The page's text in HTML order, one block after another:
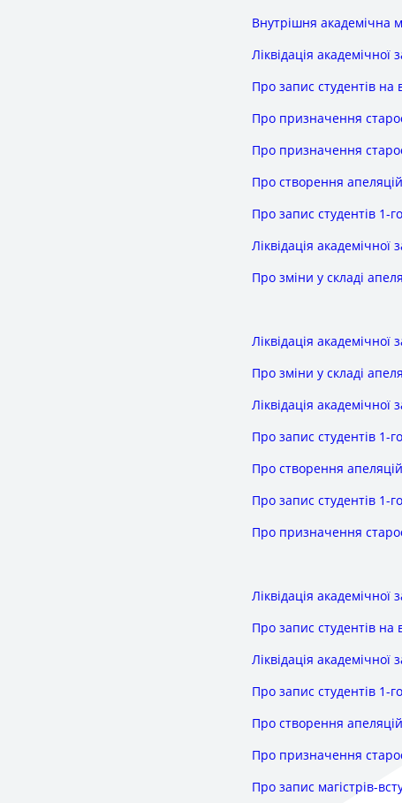
Внутрішня академічна
Ліквідація академічної
Про запис студентів на
Про призначення
Про призначення
Про створення
Про запис студентів 1-
Ліквідація
Про зміни у складі
Ліквідація
Про зміни у складі
Ліквідація
Про запис студентів 1-
Про створення
Про запис студентів 1-
Про призначення
Ліквідація академічної
Про запис студентів на
Ліквідація
Про запис студентів 1-
Про створення
Про призначення
Про запис магістрів-